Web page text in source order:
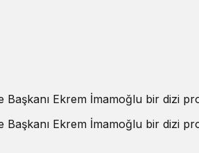
Ekrem İmamoğlu bir dizi
Ekrem İmamoğlu bir dizi